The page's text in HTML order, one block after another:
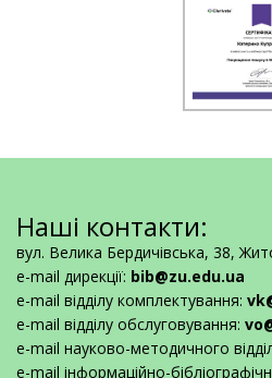
Наші контакти:
вул. Велика Бердичівська, 38,
e-mail дирекції: bib@zu.edu.ua
e-mail відділу комплектування:
e-mail відділу обслуговування:
e-mail науково-методичного
e-mail інформаційно-